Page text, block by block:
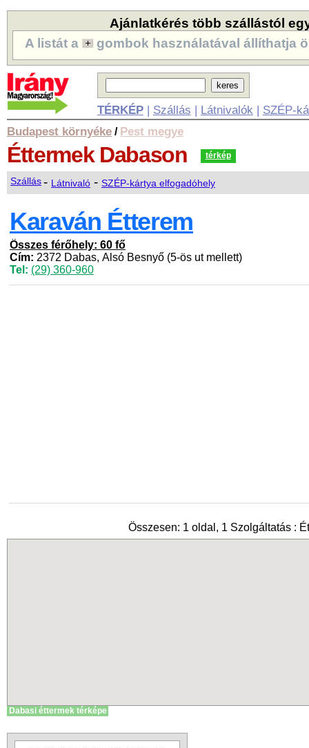
Ajánlatkérés több szállástól
A listát a
gombok használatával állíthatja
TÉRKÉP| Szállás | Látnivalók | SZÉP-
Budapest környéke / Pest megye
Éttermek Dabason térkép
Szállás- Látnivaló - SZÉP-kártya elfogadóhely
Karaván Étterem
Összes férőhely: 60 fő
Cím: 2372 Dabas, Alsó Besnyő (5-ös ut mellett)
Tel: (29) 360-960
Összesen: 1 oldal, 1 Szolgáltatás :
Dabasi éttermek térképe